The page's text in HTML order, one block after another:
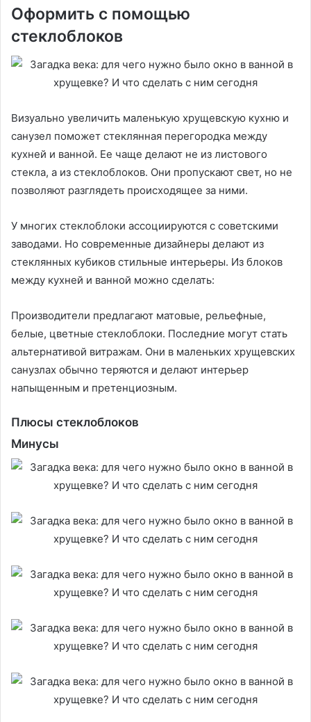
Оформить с помощью
стеклоблоков
Визуально увеличить маленькую хрущевскую кухню и
санузел поможет стеклянная перегородка между
кухней и ванной. Ее чаще делают не из листового
стекла, а из стеклоблоков. Они пропускают свет, но не
позволяют разглядеть происходящее за ними.
У многих стеклоблоки ассоциируются с советскими
заводами. Но современные дизайнеры делают из
стеклянных кубиков стильные интерьеры. Из блоков
между кухней и ванной можно сделать:
Производители предлагают матовые, рельефные,
белые, цветные стеклоблоки. Последние могут стать
альтернативой витражам. Они в маленьких хрущевских
санузлах обычно теряются и делают интерьер
напыщенным и претенциозным.
Плюсы стеклоблоков
Минусы